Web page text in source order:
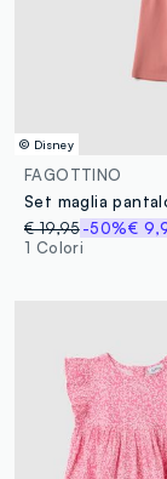
© Disney
FAGOTTINO
€ 19,95-50%€
1 Colori